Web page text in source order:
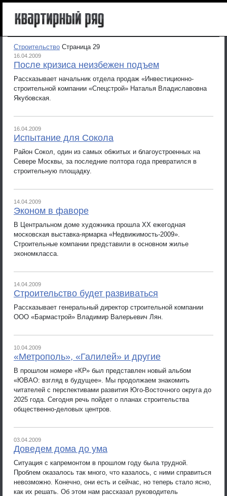
Строительство Страница 29
16.04.2009
После кризиса неизбежен подъем
Рассказывает начальник отдела продаж «Инвестиционно-
строительной компании «Спецстрой» Наталья Владиславовна
Якубовская.
16.04.2009
Испытание для Сокола
Район Сокол, один из самых обжитых и благоустроенных на
Севере Москвы, за последние полтора года превратился в
строительную площадку.
14.04.2009
Эконом в фаворе
В Центральном доме художника прошла XX ежегодная
московская выставка-ярмарка «Недвижимость-2009».
Строительные компании представили в основном жилье
экономкласса.
14.04.2009
Строительство будет развиваться
Рассказывает генеральный директор строительной компании
ООО «Бармастрой» Владимир Валерьевич Лян.
10.04.2009
«Метрополь», «Галилей» и другие
В прошлом номере «КР» был представлен новый альбом
«ЮВАО: взгляд в будущее». Мы продолжаем знакомить
читателей с перспективами развития Юго-Восточного округа до
2025 года. Сегодня речь пойдет о планах строительства
общественно-деловых центров.
03.04.2009
Доведем дома до ума
Ситуация с капремонтом в прошлом году была трудной.
Проблем оказалось так много, что казалось, с ними справиться
невозможно. Конечно, они есть и сейчас, но теперь стало ясно,
как их решать. Об этом нам рассказал руководитель